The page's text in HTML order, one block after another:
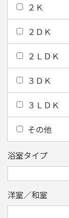
２Ｋ
２ＤＫ
２ＬＤＫ
３ＤＫ
３ＬＤＫ
その他
浴室タイプ
洋室／和室